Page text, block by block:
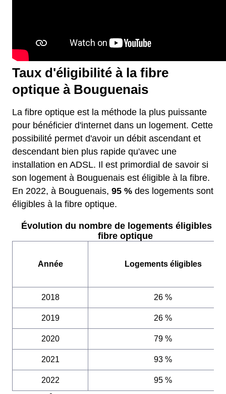
Taux d'éligibilité à la fibre
optique à Bouguenais
La fibre optique est la méthode la plus puissante
pour bénéficier d'internet dans un logement. Cette
possibilité permet d'avoir un débit ascendant et
descendant bien plus rapide qu'avec une
installation en ADSL. Il est primordial de savoir si
son logement à Bouguenais est éligible à la fibre.
En 2022, à Bouguenais, 95 % des logements sont
éligibles à la fibre optique.
Évolution du nombre de logements éligibles à
fibre optique
Année Logements éligibles
2018 26 %
2019 26 %
2020 79 %
2021 93 %
2022 95 %